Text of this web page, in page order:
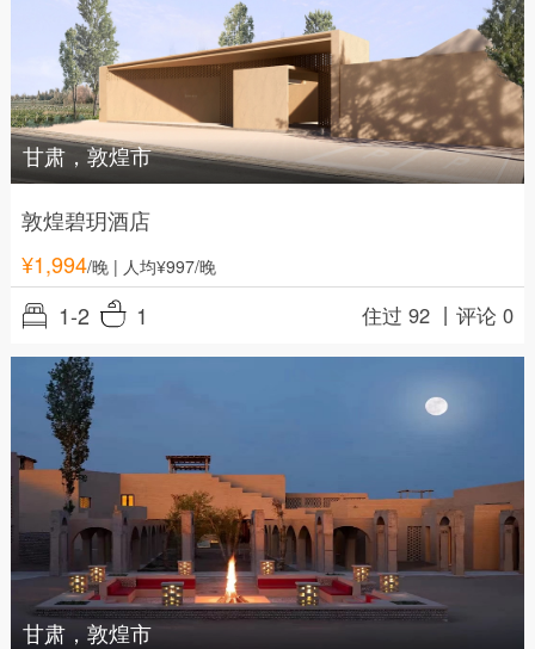
甘肃，敦煌市
敦煌碧玥酒店
¥1,994/晚| 人均¥997/晚
1-2 1 住过 92 丨评论 0
甘肃，敦煌市